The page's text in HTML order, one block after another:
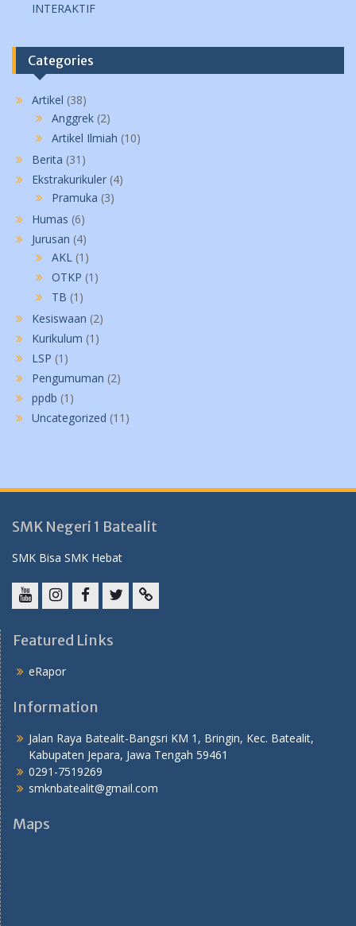
INTERAKTIF
Categories
Artikel (38)
Anggrek (2)
Artikel Ilmiah (10)
Berita (31)
Ekstrakurikuler (4)
Pramuka (3)
Humas (6)
Jurusan (4)
AKL (1)
OTKP (1)
TB (1)
Kesiswaan (2)
Kurikulum (1)
LSP (1)
Pengumuman (2)
ppdb (1)
Uncategorized (11)
SMK Negeri 1 Batealit
SMK Bisa SMK Hebat
Featured Links
eRapor
Information
Jalan Raya Batealit-Bangsri KM 1, Bringin, Kec. Batealit,
Kabupaten Jepara, Jawa Tengah 59461
0291-7519269
smknbatealit@gmail.com
Maps